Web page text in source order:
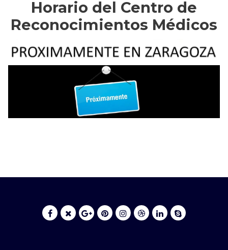
Horario del Centro de
Reconocimientos Médicos